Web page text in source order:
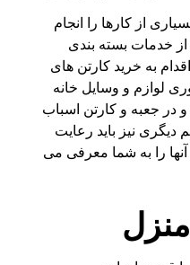
از کارها را انجام
از خدمات بسته بندی
به خرید کارتن های
لوازم و وسایل خانه
و در جعبه و کارتن اسباب
دیگری نیز باید رعایت
را به شما معرفی می